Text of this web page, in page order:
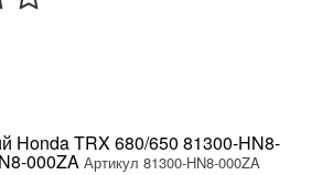
Honda TRX 680/650 81300-HN8-
000ZA Артикул 81300-HN8-000ZA